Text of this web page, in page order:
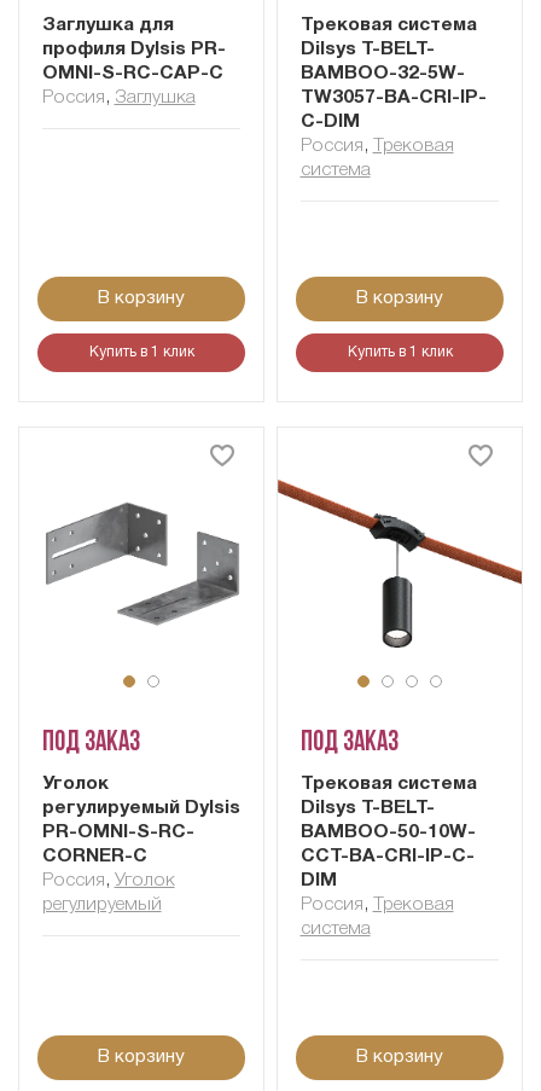
Заглушка для
профиля Dylsis PR-
OMNI-S-RС-CAP-С
Россия , Заглушка
В корзину
Купить в 1 клик
Трековая система
Dilsys T-BELT-
BAMBOO-32-5W-
TW3057-BA-CRI-IP-
C-DIM
Россия ,
Трековая
система
В корзину
Купить в 1 клик
Под заказ
Уголок
регулируемый Dylsis
PR-OMNI-S-RС-
CORNER-С
Россия , Уголок
регулируемый
В корзину
Под заказ
Трековая система
Dilsys T-BELT-
BAMBOO-50-10W-
CCT-BA-CRI-IP-C-
DIM
Россия ,
Трековая
система
В корзину